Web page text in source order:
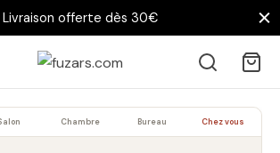
Livraison offerte dès 30€
Chambre Bureau Chez vous